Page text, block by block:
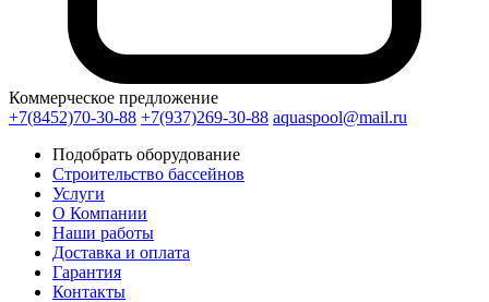
Коммерческое предложение
+7(8452)70-30-88 +7(937)269-30-88 aquaspool@mail.ru
Подобрать оборудование
Строительство бассейнов
Услуги
О Компании
Наши работы
Доставка и оплата
Гарантия
Контакты